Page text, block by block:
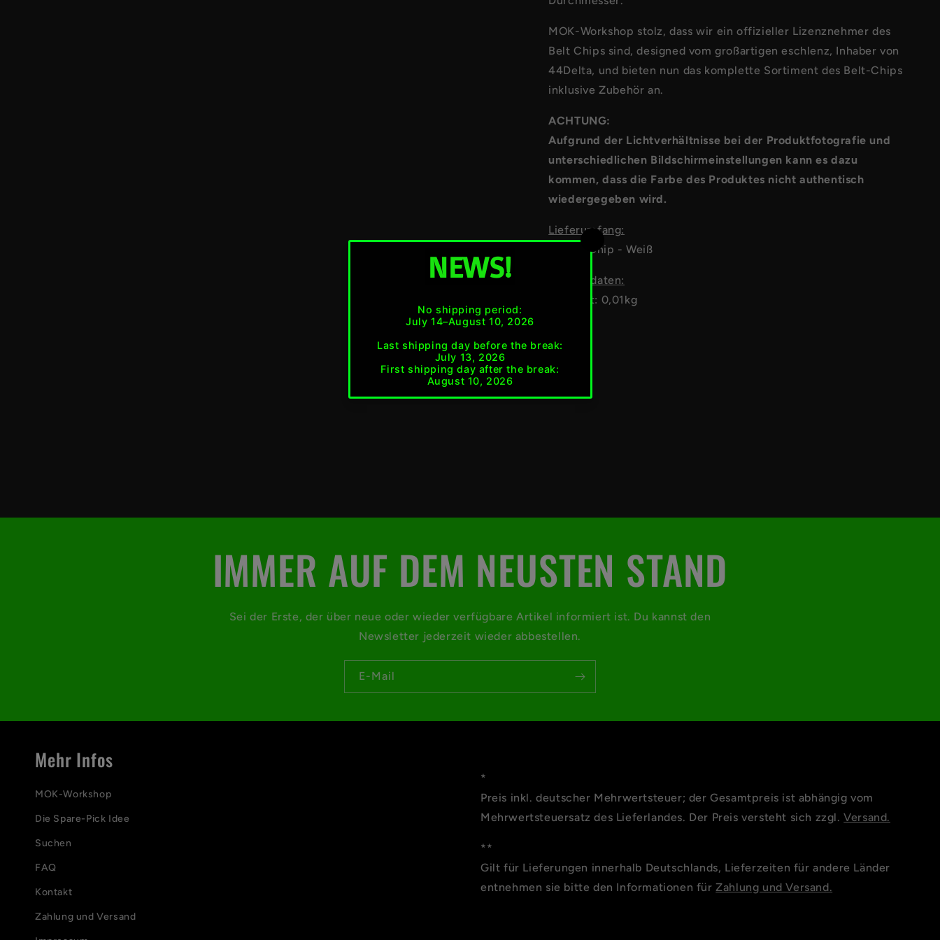
MOK-Workshop stolz, dass wir ein offizieller Lizenznehmer des
Belt Chips sind, designed vom großartigen eschlenz, Inhaber von
44Delta, und bieten nun das komplette Sortiment des Belt-Chips
inklusive Zubehör an.
ACHTUNG:
Aufgrund der Lichtverhältnisse bei der Produktfotografie und
unterschiedlichen Bildschirmeinstellungen kann es dazu
kommen, dass die Farbe des Produktes nicht authentisch
wiedergegeben wird.
Lieferumfang:
1x Belt Chip - Weiß
Produktdaten:
Gewicht: 0,01kg
n
k
l
a
p
a
IMMER AUF DEM NEUSTEN STAND
Sei der Erste, der über neue oder wieder verfügbare Artikel informiert ist. Du kannst den
Newsletter jederzeit wieder abbestellen.
E-Mail
Mehr Infos
MOK-Workshop
Die Spare-Pick Idee
Suchen
FAQ
Kontakt
Zahlung und Versand
*
Preis inkl. deutscher Mehrwertsteuer; der Gesamtpreis ist abhängig vom
Mehrwertsteuersatz des Lieferlandes. Der Preis versteht sich zzgl.Versand.
**
Gilt für Lieferungen innerhalb Deutschlands, Lieferzeiten für andere Länder
entnehmen sie bitte den Informationen fürZahlung und Versand.